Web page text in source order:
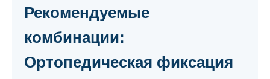
Рекомендуемые
комбинации:
Ортопедическая фиксация